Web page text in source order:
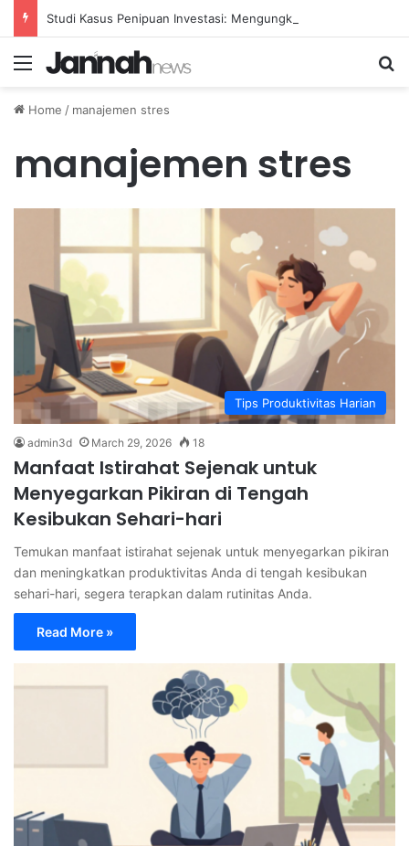
Menu
Home / manajemen stres
manajemen stres
Tips Produktivitas Harian
admin3d March 29, 2026 18
Manfaat Istirahat Sejenak untuk
Menyegarkan Pikiran di Tengah
Kesibukan Sehari-hari
Temukan manfaat istirahat sejenak untuk menyegarkan pikiran
dan meningkatkan produktivitas Anda di tengah kesibukan
sehari-hari, segera terapkan dalam rutinitas Anda.
Read More »